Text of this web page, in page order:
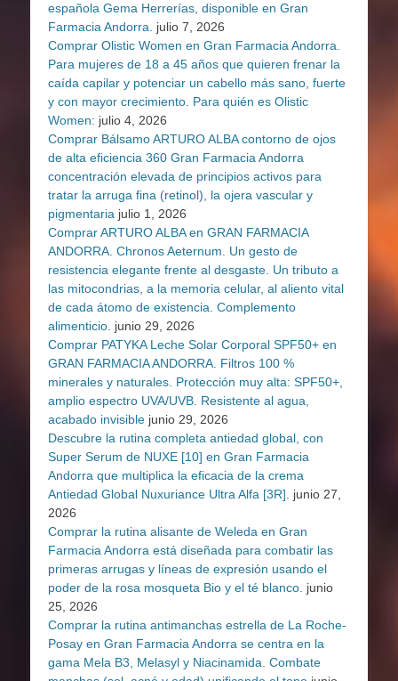
española Gema Herrerías, disponible en Gran
Farmacia Andorra. julio 7, 2026
Comprar Olistic Women en Gran Farmacia Andorra.
Para mujeres de 18 a 45 años que quieren frenar la
caída capilar y potenciar un cabello más sano, fuerte
y con mayor crecimiento. Para quién es Olistic
Women: julio 4, 2026
Comprar Bálsamo ARTURO ALBA contorno de ojos
de alta eficiencia 360 Gran Farmacia Andorra
concentración elevada de principios activos para
tratar la arruga fina (retinol), la ojera vascular y
pigmentaria julio 1, 2026
Comprar ARTURO ALBA en GRAN FARMACIA
ANDORRA. Chronos Aeternum. Un gesto de
resistencia elegante frente al desgaste. Un tributo a
las mitocondrias, a la memoria celular, al aliento vital
de cada átomo de existencia. Complemento
alimenticio. junio 29, 2026
Comprar PATYKA Leche Solar Corporal SPF50+ en
GRAN FARMACIA ANDORRA. Filtros 100 %
minerales y naturales. Protección muy alta: SPF50+,
amplio espectro UVA/UVB. Resistente al agua,
acabado invisible junio 29, 2026
Descubre la rutina completa antiedad global, con
Super Serum de NUXE [10] en Gran Farmacia
Andorra que multiplica la eficacia de la crema
Antiedad Global Nuxuriance Ultra Alfa [3R]. junio 27,
2026
Comprar la rutina alisante de Weleda en Gran
Farmacia Andorra está diseñada para combatir las
primeras arrugas y líneas de expresión usando el
poder de la rosa mosqueta Bio y el té blanco. junio
25, 2026
Comprar la rutina antimanchas estrella de La Roche-
Posay en Gran Farmacia Andorra se centra en la
gama Mela B3, Melasyl y Niacinamida. Combate